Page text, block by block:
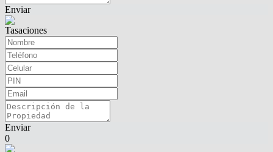
Enviar
Tasaciones
Enviar
0